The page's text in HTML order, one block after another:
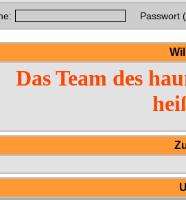
Passwort (
Das Team des